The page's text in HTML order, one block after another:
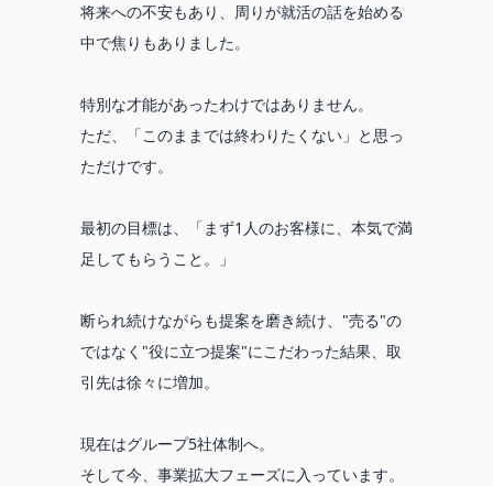
将来への不安もあり、周りが就活の話を始める
中で焦りもありました。
特別な才能があったわけではありません。
ただ、「このままでは終わりたくない」と思っ
ただけです。
最初の目標は、「まず1人のお客様に、本気で満
足してもらうこと。」
断られ続けながらも提案を磨き続け、"売る"の
ではなく"役に立つ提案"にこだわった結果、取
引先は徐々に増加。
現在はグループ5社体制へ。
そして今、事業拡大フェーズに入っています。